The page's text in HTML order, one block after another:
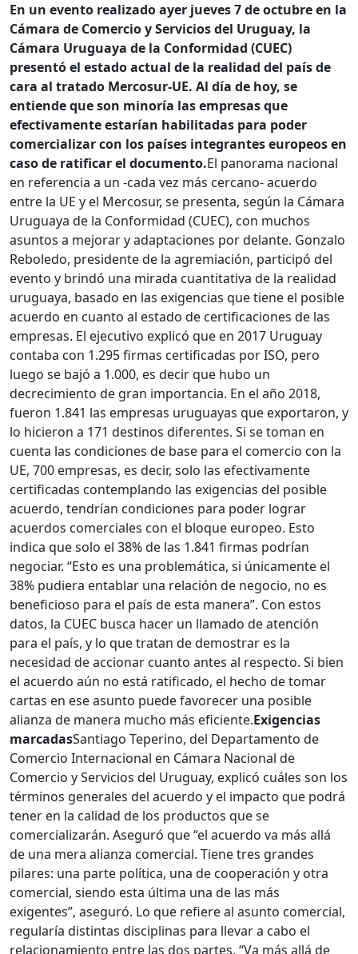
En un evento realizado ayer jueves 7 de octubre en la
Cámara de Comercio y Servicios del Uruguay, la
Cámara Uruguaya de la Conformidad (CUEC)
presentó el estado actual de la realidad del país de
cara al tratado Mercosur-UE. Al día de hoy, se
entiende que son minoría las empresas que
efectivamente estarían habilitadas para poder
comercializar con los países integrantes europeos en
caso de ratificar el documento.El panorama nacional
en referencia a un -cada vez más cercano- acuerdo
entre la UE y el Mercosur, se presenta, según la Cámara
Uruguaya de la Conformidad (CUEC), con muchos
asuntos a mejorar y adaptaciones por delante. Gonzalo
Reboledo, presidente de la agremiación, participó del
evento y brindó una mirada cuantitativa de la realidad
uruguaya, basado en las exigencias que tiene el posible
acuerdo en cuanto al estado de certificaciones de las
empresas. El ejecutivo explicó que en 2017 Uruguay
contaba con 1.295 firmas certificadas por ISO, pero
luego se bajó a 1.000, es decir que hubo un
decrecimiento de gran importancia. En el año 2018,
fueron 1.841 las empresas uruguayas que exportaron, y
lo hicieron a 171 destinos diferentes. Si se toman en
cuenta las condiciones de base para el comercio con la
UE, 700 empresas, es decir, solo las efectivamente
certificadas contemplando las exigencias del posible
acuerdo, tendrían condiciones para poder lograr
acuerdos comerciales con el bloque europeo. Esto
indica que solo el 38% de las 1.841 firmas podrían
negociar. “Esto es una problemática, si únicamente el
38% pudiera entablar una relación de negocio, no es
beneficioso para el país de esta manera”. Con estos
datos, la CUEC busca hacer un llamado de atención
para el país, y lo que tratan de demostrar es la
necesidad de accionar cuanto antes al respecto. Si bien
el acuerdo aún no está ratificado, el hecho de tomar
cartas en ese asunto puede favorecer una posible
alianza de manera mucho más eficiente.Exigencias
marcadasSantiago Teperino, del Departamento de
Comercio Internacional en Cámara Nacional de
Comercio y Servicios del Uruguay, explicó cuáles son los
términos generales del acuerdo y el impacto que podrá
tener en la calidad de los productos que se
comercializarán. Aseguró que “el acuerdo va más allá
de una mera alianza comercial. Tiene tres grandes
pilares: una parte política, una de cooperación y otra
comercial, siendo esta última una de las más
exigentes”, aseguró. Lo que refiere al asunto comercial,
regularía distintas disciplinas para llevar a cabo el
relacionamiento entre las dos partes. “Va más allá de